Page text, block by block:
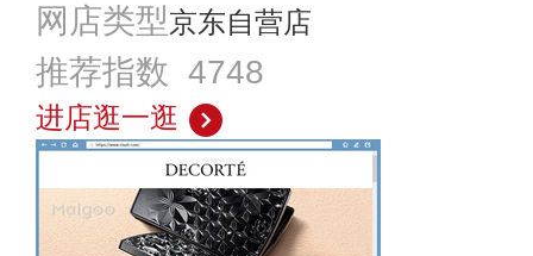
网店类型京东自营店
推荐指数 4748
进店逛一逛